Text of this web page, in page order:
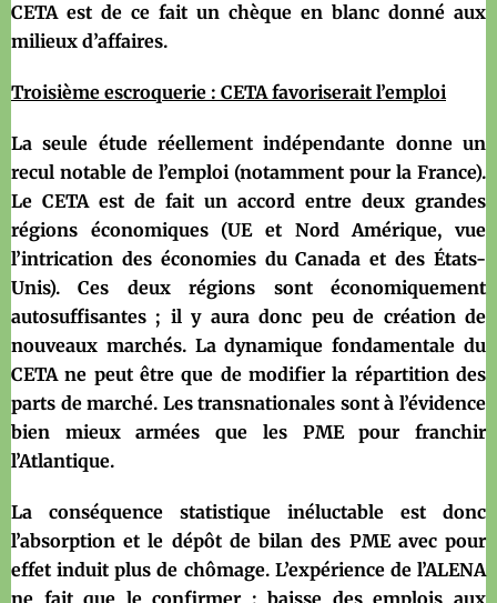
CETA est de ce fait un chèque en blanc donné aux
milieux d’affaires.
Troisième escroquerie : CETA favoriserait l’emploi
La seule étude réellement indépendante donne un
recul notable de l’emploi (notamment pour la France).
Le CETA est de fait un accord entre deux grandes
régions économiques (UE et Nord Amérique, vue
l’intrication des économies du Canada et des États-
Unis). Ces deux régions sont économiquement
autosuffisantes ; il y aura donc peu de création de
nouveaux marchés. La dynamique fondamentale du
CETA ne peut être que de modifier la répartition des
parts de marché. Les transnationales sont à l’évidence
bien mieux armées que les PME pour franchir
l’Atlantique.
La conséquence statistique inéluctable est donc
l’absorption et le dépôt de bilan des PME avec pour
effet induit plus de chômage. L’expérience de l’ALENA
ne fait que le confirmer : baisse des emplois aux